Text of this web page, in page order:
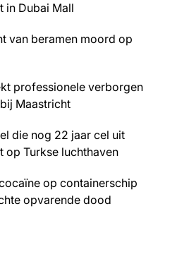
in Dubai Mall
van beramen moord op
professionele verborgen
Maastricht
die nog 22 jaar cel uit
op Turkse luchthaven
op containerschip
opvarende dood